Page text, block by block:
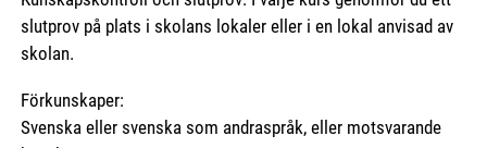
slutprov på plats i skolans lokaler eller i en lokal anvisad av
skolan.
Förkunskaper:
Svenska eller svenska som andraspråk, eller motsvarande